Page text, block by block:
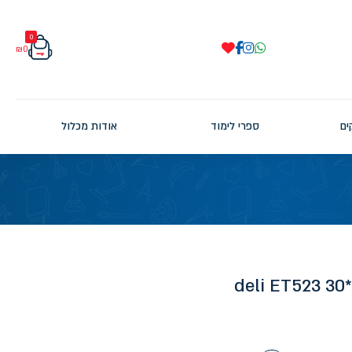
0
₪0
ספרי לימוד אודות מכלול